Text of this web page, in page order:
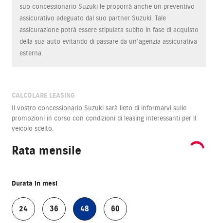
suo concessionario Suzuki le proporrà anche un preventivo
assicurativo adeguato dal suo partner Suzuki. Tale
assicurazione potrà essere stipulata subito in fase di acquisto
della sua auto evitando di passare da un’agenzia assicurativa
esterna.
CALCOLARE LEASING
Il vostro concessionario Suzuki sarà lieto di informarvi sulle
promozioni in corso con condizioni di leasing interessanti per il
veicolo scelto.
Rata mensile
Durata in mesi
24 36 48 60